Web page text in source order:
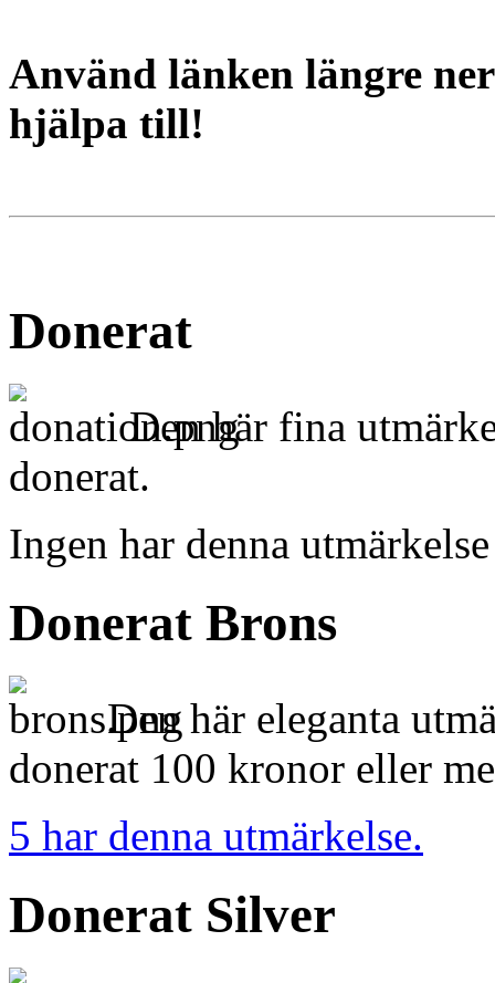
Använd länken längre
hjälpa till!
Donerat
Den här fina
donerat.
Ingen har denna
Donerat Brons
Den här eleganta
donerat 100 kronor eller
5 har denna utmärkelse.
Donerat Silver